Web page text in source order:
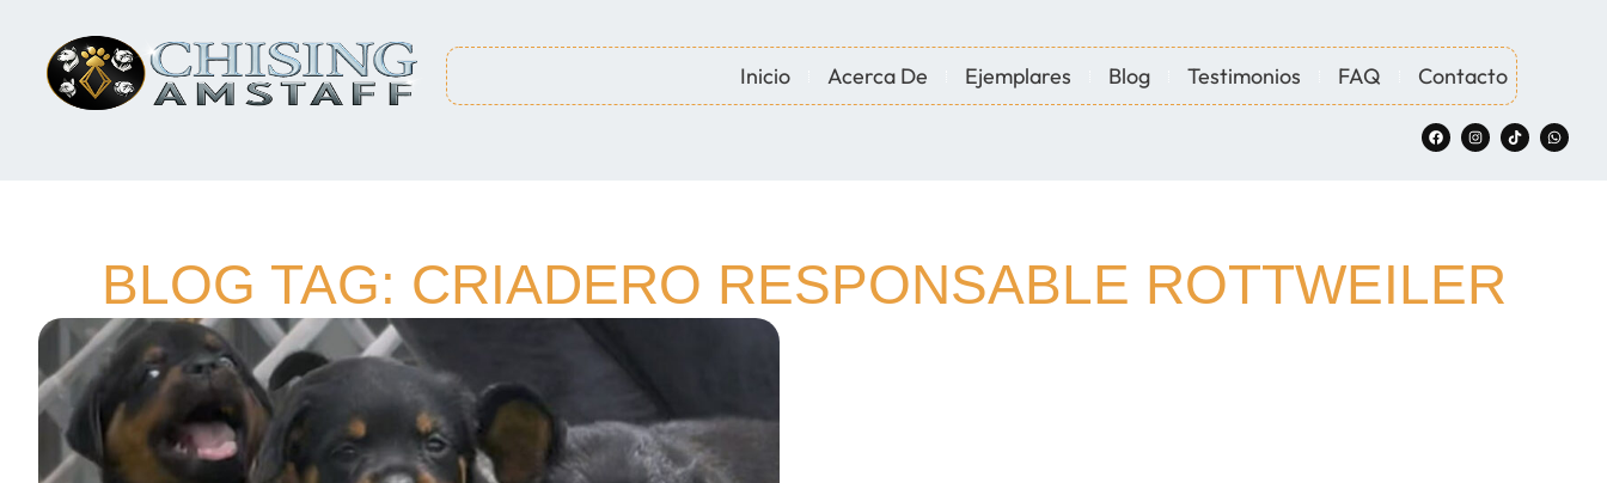
Inicio Acerca De Ejemplares Blog Testimonios FAQ Contacto
BLOG TAG: CRIADERO RESPONSABLE ROTTWEILER